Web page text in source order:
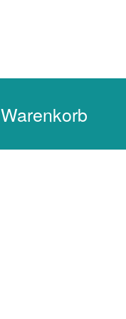
Warenkorb